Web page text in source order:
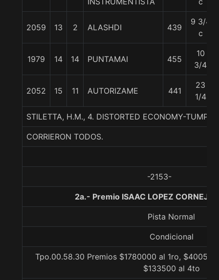
2059 13 2 ALASHDI 439
9 3/4
c
1979 14 14 PUNTAMAI 455
10
3/4
2052 15 11 AUTORIZAME 441
23
1/4
STILETTA, H.M., 4. DISTORTED ECONOMY-TUMPA-
CORRIERON TODOS.
-2153-
2a.- Premio ISAAC LOPEZ
Pista Normal
Condicional
Tpo.00.58.30 Premios $1780000 al 1ro,
$133500 al 4to